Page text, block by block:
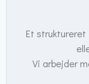
Et
Vi arbejder